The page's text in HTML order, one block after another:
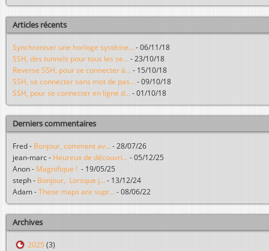
Articles récents
Synchroniser une horloge système... - 06/11/18
SSH, des tunnels pour tous les se... - 23/10/18
Reverse SSH, pour se connecter à... - 15/10/18
SSH, se connecter sans mot de pas... - 09/10/18
SSH, pour se connecter en ligne d... - 01/10/18
Derniers commentaires
Fred - Bonjour, comment av... - 28/07/26
jean-marc - Heureux de découvri... - 05/12/25
Anon - Magnifique ! - 19/05/25
steph - Bonjour, Lorsque j... - 13/12/24
Adam - These maps are supr... - 08/06/22
Archives
2025 (3)